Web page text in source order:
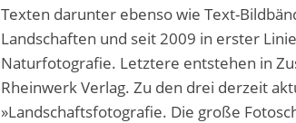
Texten darunter ebenso wie Text-
Landschaften und seit 2009 in erster
Naturfotografie. Letztere entstehen in
Rheinwerk Verlag. Zu den drei derzeit
»Landschaftsfotografie. Die große